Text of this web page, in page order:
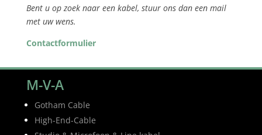
Bent u op zoek naar een kabel, stuur ons dan een mail
met uw wens.
Contactformulier
M-V-A
Gotham Cable
High-End-Cable